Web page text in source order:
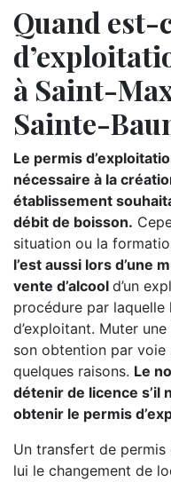
Quand est-
à Saint-
Sainte-
Le permis
nécessaire à la
établissement
débit de boisson.
situation ou la
l’est aussi lors d’une
vente d’alcool d’un
procédure par laquelle
d’exploitant. Muter
son obtention par
quelques raisons. Le
détenir de licence s’il
obtenir le permis
Un transfert de permis
lui le changement de